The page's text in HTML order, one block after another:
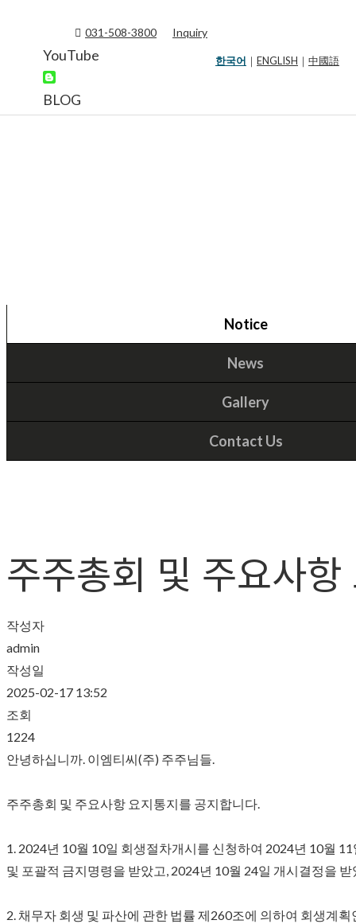
031-508-3800 Inquiry
YouTube
BLOG
한국어 ｜ ENGLISH ｜ 中國語
Notice
News
Gallery
Contact Us
주주총회 및 주요사
작성자
admin
작성일
2025-02-17 13:52
조회
1224
안녕하십니까. 이엠티씨(주) 주주님들.
주주총회 및 주요사항 요지통지를 공지합니다.
1. 2024년 10월 10일 회생절차개시를 신청하여 2024년 10월
및 포괄적 금지명령을 받았고, 2024년 10월 24일 개시결정을 받
2. 채무자 회생 및 파산에 관한 법률 제260조에 의하여 회생계획